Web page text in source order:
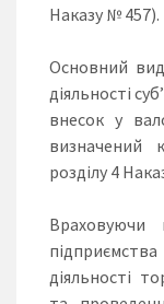
Наказу № 457).
Основний
діяльності
внесок у
визначений
розділу 4
Враховуючи
діяльності